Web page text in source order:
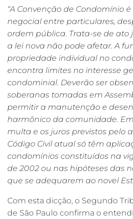
“A Convenção de Condomínio
negocial entre particulares,
ordem pública. Trata-se de ato
a lei nova não pode afetar. A
propriedade individual no
encontra limites no interesse
condominial. Deverão ser
soberanas tomadas em
permitir a manutenção e
harmônico da comunidade.
multa e os juros previstos pelo
Código Civil atual só têm
condomínios constituídos na
de 2002 ou nas hipóteses das
que se adequarem ao novel
Com esta dicção, o Segundo
de São Paulo confirma o